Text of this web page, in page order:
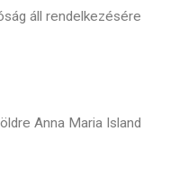
áll rendelkezésére
Anna Maria Island